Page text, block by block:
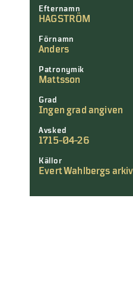
Efternamn
HAGSTRÖM
Förnamn
Anders
Patronymik
Mattsson
Grad
Ingen grad angiven
Avsked
1715-04-26
Källor
Evert Wahlbergs